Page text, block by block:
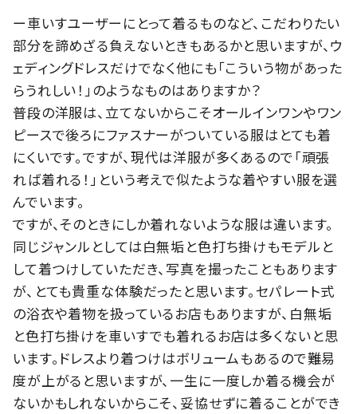
ー車いすユーザーにとって着るものなど、こだわりたい
部分を諦めざる負えないときもあるかと思いますが、ウ
ェディングドレスだけでなく他にも「こういう物があった
らうれしい！」のようなものはありますか？
普段の洋服は、立てないからこそオールインワンやワン
ピースで後ろにファスナーがついている服はとても着
にくいです。ですが、現代は洋服が多くあるので「頑張
れば着れる！」という考えで似たような着やすい服を選
んでいます。
ですが、そのときにしか着れないような服は違います。
同じジャンルとしては白無垢と色打ち掛けもモデルと
して着つけしていただき、写真を撮ったこともあります
が、とても貴重な体験だったと思います。セパレート式
の浴衣や着物を扱っているお店もありますが、白無垢
と色打ち掛けを車いすでも着れるお店は多くないと思
います。ドレスより着つけはボリュームもあるので難易
度が上がると思いますが、一生に一度しか着る機会が
ないかもしれないからこそ、妥協せずに着ることができ